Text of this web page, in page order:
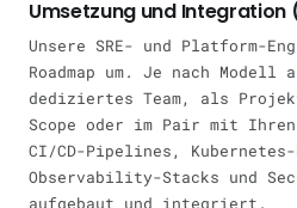
Umsetzung und Integration
Unsere SRE- und Platform-
Roadmap um. Je nach
dediziertes Team, als
Scope oder im Pair mit
CI/CD-Pipelines,
Observability-Stacks und
aufgebaut und integriert.